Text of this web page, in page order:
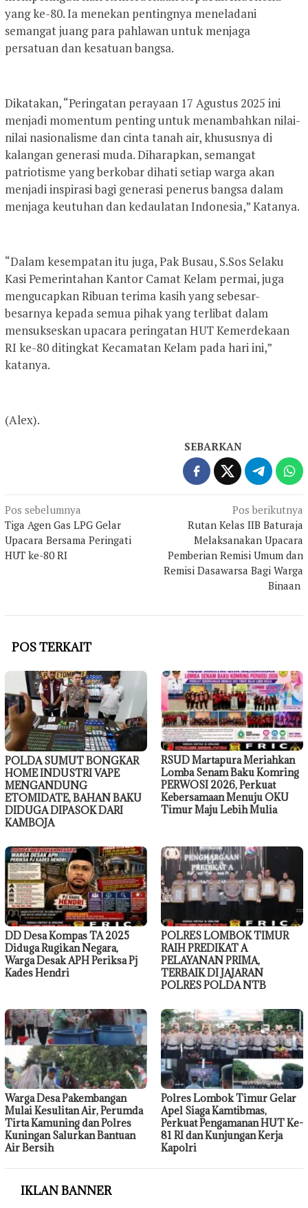
yang ke-80. Ia menekan pentingnya meneladani
semangat juang para pahlawan untuk menjaga
persatuan dan kesatuan bangsa.
Dikatakan, “Peringatan perayaan 17 Agustus 2025 ini
menjadi momentum penting untuk menambahkan nilai-
nilai nasionalisme dan cinta tanah air, khususnya di
kalangan generasi muda. Diharapkan, semangat
patriotisme yang berkobar dihati setiap warga akan
menjadi inspirasi bagi generasi penerus bangsa dalam
menjaga keutuhan dan kedaulatan Indonesia,” Katanya.
“Dalam kesempatan itu juga, Pak Busau, S.Sos Selaku
Kasi Pemerintahan Kantor Camat Kelam permai, juga
mengucapkan Ribuan terima kasih yang sebesar-
besarnya kepada semua pihak yang terlibat dalam
mensukseskan upacara peringatan HUT Kemerdekaan
RI ke-80 ditingkat Kecamatan Kelam pada hari ini,”
katanya.
(Alex).
SEBARKAN
Navigasi
pos
Pos sebelumnya
Tiga Agen Gas LPG Gelar
Upacara Bersama Peringati
HUT ke-80 RI
Pos berikutnya
Rutan Kelas IIB Baturaja
Melaksanakan Upacara
Pemberian Remisi Umum dan
Remisi Dasawarsa Bagi Warga
Binaan
POS TERKAIT
POLDA SUMUT BONGKAR
HOME INDUSTRI VAPE
MENGANDUNG
ETOMIDATE, BAHAN BAKU
DIDUGA DIPASOK DARI
KAMBOJA
RSUD Martapura Meriahkan
Lomba Senam Baku Komring
PERWOSI 2026, Perkuat
Kebersamaan Menuju OKU
Timur Maju Lebih Mulia
DD Desa Kompas TA 2025
Diduga Rugikan Negara,
Warga Desak APH Periksa Pj
Kades Hendri
POLRES LOMBOK TIMUR
RAIH PREDIKAT A
PELAYANAN PRIMA,
TERBAIK DI JAJARAN
POLRES POLDA NTB
Warga Desa Pakembangan
Mulai Kesulitan Air, Perumda
Tirta Kamuning dan Polres
Kuningan Salurkan Bantuan
Air Bersih
Polres Lombok Timur Gelar
Apel Siaga Kamtibmas,
Perkuat Pengamanan HUT Ke-
81 RI dan Kunjungan Kerja
Kapolri
IKLAN BANNER